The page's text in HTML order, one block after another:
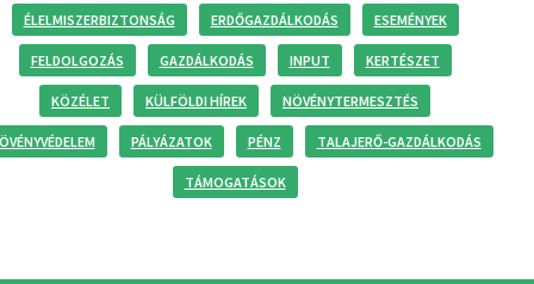
ÉLELMISZERBIZTONSÁG ERDŐGAZDÁLKODÁS ESEMÉNYEK
FELDOLGOZÁS GAZDÁLKODÁS INPUT KERTÉSZET
KÖZÉLET KÜLFÖLDI HÍREK NÖVÉNYTERMESZTÉS
PÁLYÁZATOK PÉNZ TALAJERŐ-GAZDÁLKODÁS
TÁMOGATÁSOK